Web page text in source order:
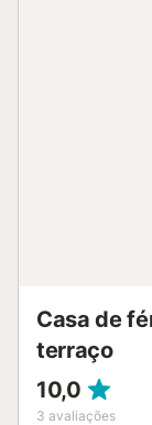
Casa de
terraço
10,0
3 avaliações